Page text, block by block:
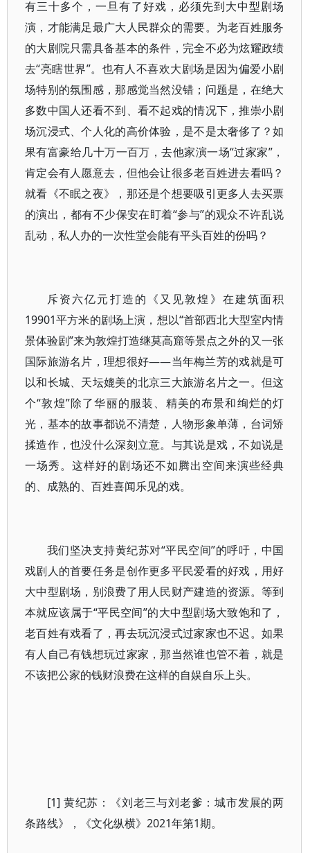
有三十多个，一旦有了好戏，必须先到大中型剧场
演，才能满足最广大人民群众的需要。为老百姓服务
的大剧院只需具备基本的条件，完全不必为炫耀政绩
去“亮瞎世界”。也有人不喜欢大剧场是因为偏爱小剧
场特别的氛围感，那感觉当然没错；问题是，在绝大
多数中国人还看不到、看不起戏的情况下，推崇小剧
场沉浸式、个人化的高价体验，是不是太奢侈了？如
果有富豪给几十万一百万，去他家演一场“过家家”，
肯定会有人愿意去，但他会让很多老百姓进去看吗？
就看《不眠之夜》，那还是个想要吸引更多人去买票
的演出，都有不少保安在盯着“参与”的观众不许乱说
乱动，私人办的一次性堂会能有平头百姓的份吗？
斥资六亿元打造的《又见敦煌》在建筑面积
19901平方米的剧场上演，想以“首部西北大型室内情
景体验剧”来为敦煌打造继莫高窟等景点之外的又一张
国际旅游名片，理想很好——当年梅兰芳的戏就是可
以和长城、天坛媲美的北京三大旅游名片之一。但这
个“敦煌”除了华丽的服装、精美的布景和绚烂的灯
光，基本的故事都说不清楚，人物形象单薄，台词矫
揉造作，也没什么深刻立意。与其说是戏，不如说是
一场秀。这样好的剧场还不如腾出空间来演些经典
的、成熟的、百姓喜闻乐见的戏。
我们坚决支持黄纪苏对“平民空间”的呼吁，中国
戏剧人的首要任务是创作更多平民爱看的好戏，用好
大中型剧场，别浪费了用人民财产建造的资源。等到
本就应该属于“平民空间”的大中型剧场大致饱和了，
老百姓有戏看了，再去玩沉浸式过家家也不迟。如果
有人自己有钱想玩过家家，那当然谁也管不着，就是
不该把公家的钱财浪费在这样的自娱自乐上头。
[1] 黄纪苏：《刘老三与刘老爹：城市发展的两
条路线》，《文化纵横》2021年第1期。